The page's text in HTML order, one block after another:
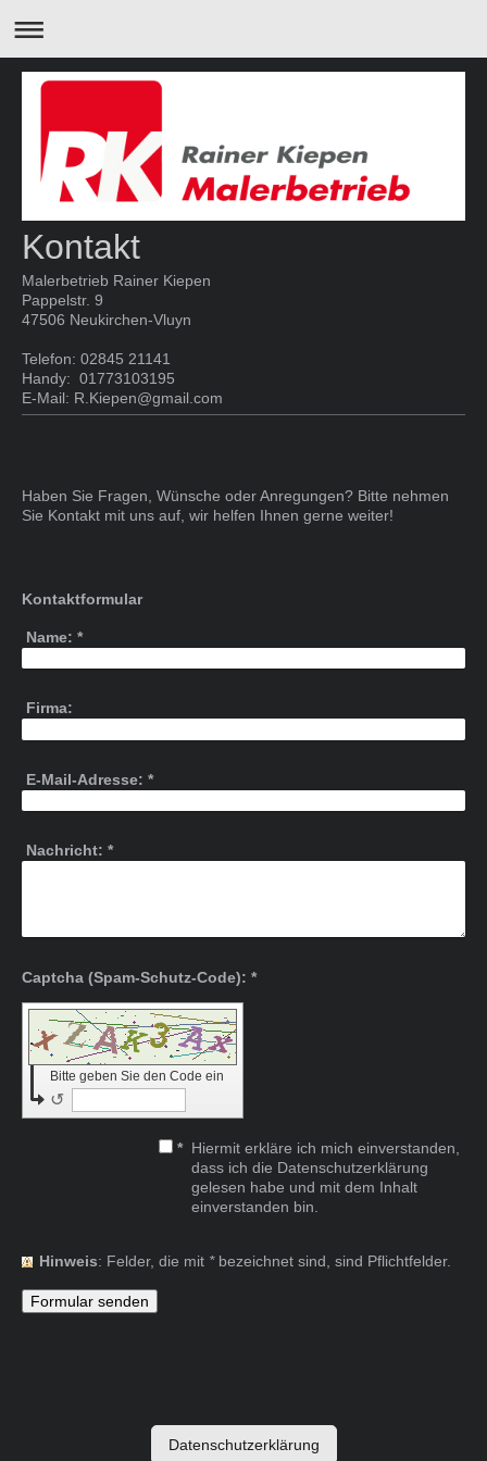
Kontakt
Malerbetrieb Rainer Kiepen
Pappelstr. 9
47506 Neukirchen-Vluyn
Telefon: 02845 21141
Handy: 01773103195
E-Mail: R.Kiepen@gmail.com
Haben Sie Fragen, Wünsche oder Anregungen? Bitte nehmen
Sie Kontakt mit uns auf, wir helfen Ihnen gerne weiter!
Kontaktformular
Name: *
Firma:
E-Mail-Adresse: *
Nachricht: *
Captcha (Spam-Schutz-Code): *
Bitte geben Sie den Code ein
↺
* Hiermit erkläre ich mich einverstanden,
dass ich die Datenschutzerklärung
gelesen habe und mit dem Inhalt
einverstanden bin.
Hinweis : Felder, die mit *bezeichnet sind, sind Pflichtfelder.
Datenschutzerklärung